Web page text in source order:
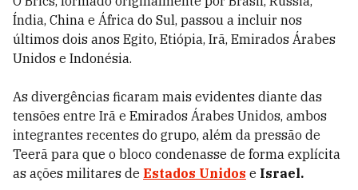
Índia, China e África do Sul, passou a incluir nos
últimos dois anos Egito, Etiópia, Irã, Emirados Árabes
Unidos e Indonésia.
As divergências ficaram mais evidentes diante das
tensões entre Irã e Emirados Árabes Unidos, ambos
integrantes recentes do grupo, além da pressão de
Teerã para que o bloco condenasse de forma explícita
as ações militares de Estados Unidos e Israel.